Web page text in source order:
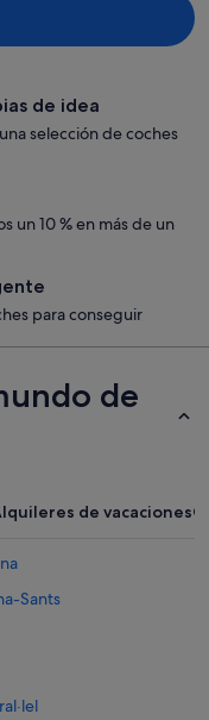
de idea
selección de coches
un 10 % en más de un
para conseguir
de
de vacaciones
Sants